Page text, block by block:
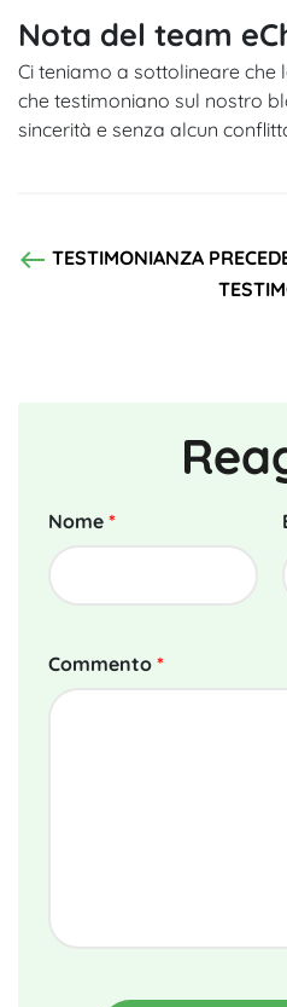
Nota del team
Ci teniamo a sottolineare che
che testimoniano sul nostro
sincerità e senza alcun
west TESTIMONIANZA
Nome *
Commento *